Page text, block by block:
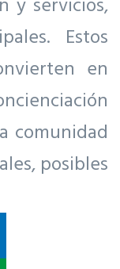
y servicios,
Estos
en
comunidad
posibles